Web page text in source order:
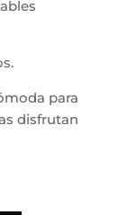
para
disfrutan